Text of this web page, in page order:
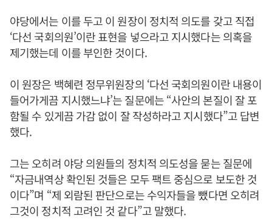
야당에서는 이를 두고 이 원장이 정치적 의도를 갖고 직접
‘다선 국회의원’이란 표현을 넣으라고 지시했다는 의혹을
제기했는데 이를 부인한 것이다.
이 원장은 백혜련 정무위원장의 ‘다선 국회의원이란 내용이
들어가게끔 지시했느냐’는 질문에는 “사안의 본질이 잘 포
함될 수 있게끔 가감 없이 잘 작성하라고 지시했다”고 답변
했다.
그는 오히려 야당 의원들의 정치적 의도성을 묻는 질문에
“자금내역상 확인된 것들은 모두 팩트 중심으로 보도한 것
이다”며 “제 외람된 판단으로는 수익자들을 뺐다면 오히려
그것이 정치적 고려인 것 같다”고 말했다.